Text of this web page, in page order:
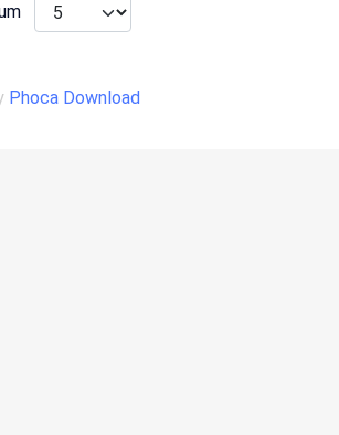
Phoca Download